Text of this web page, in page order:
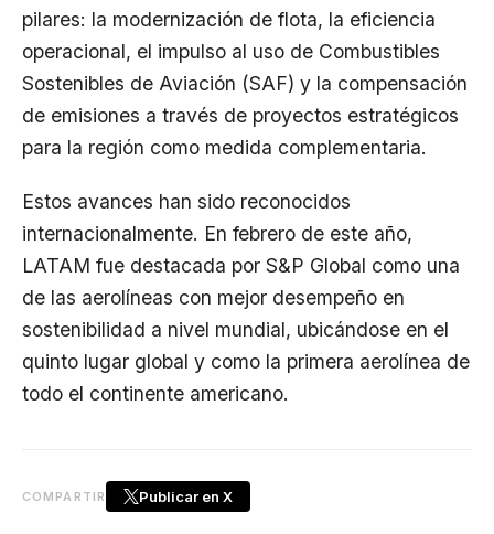
pilares: la modernización de flota, la eficiencia
operacional, el impulso al uso de Combustibles
Sostenibles de Aviación (SAF) y la compensación
de emisiones a través de proyectos estratégicos
para la región como medida complementaria.
Estos avances han sido reconocidos
internacionalmente. En febrero de este año,
LATAM fue destacada por S&P Global como una
de las aerolíneas con mejor desempeño en
sostenibilidad a nivel mundial, ubicándose en el
quinto lugar global y como la primera aerolínea de
todo el continente americano.
COMPARTIR Publicar en X